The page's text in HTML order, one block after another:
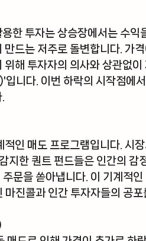
투자는 상승장에서는 수익
만드는 저주로 돌변합니다. 가
해 투자자의 의사와 상관없이
입니다. 이번 하락의 시작점에
적인 매도 프로그램입니다. 시
지한 퀀트 펀드들은 인간의 감
문을 쏟아냅니다. 이 기계적인
진콜과 인간 투자자들의 공